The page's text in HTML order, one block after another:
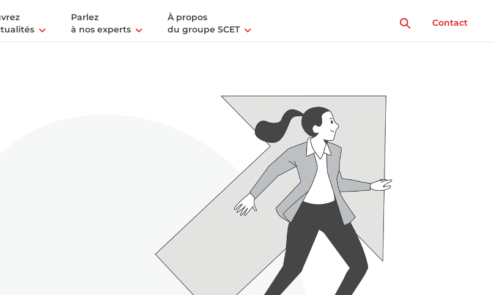
Parlez
à nos experts
À propos
du groupe SCET
Contact